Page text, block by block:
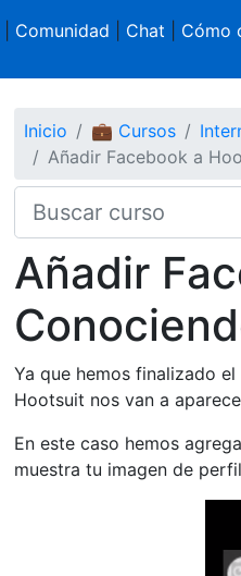
Comunidad Chat Cómo
Inicio 💼 Cursos
Añadir Facebook a
Añadir
Ya que hemos finalizado
Hootsuit nos van a
En este caso hemos
muestra tu imagen de